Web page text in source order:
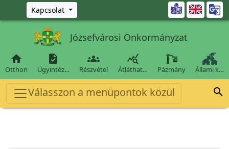
Ugrás a fő tartalomra
Kapcsolat 
Józsefvárosi Önkormányzat

Otthon

Ügyintéz…

Részvétel

Átláthat… Pázmány Állami k…
Válasszon a menüpontok közül 